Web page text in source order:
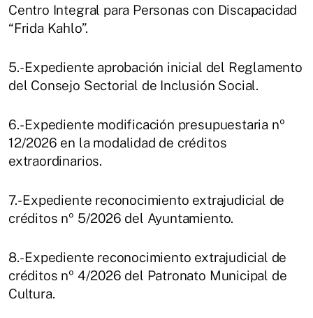
Centro Integral para Personas con Discapacidad
“Frida Kahlo”.
5.- Expediente aprobación inicial del Reglamento
del Consejo Sectorial de Inclusión Social.
6.- Expediente modificación presupuestaria nº
12/2026 en la modalidad de créditos
extraordinarios.
7.- Expediente reconocimiento extrajudicial de
créditos nº 5/2026 del Ayuntamiento.
8.- Expediente reconocimiento extrajudicial de
créditos nº 4/2026 del Patronato Municipal de
Cultura.